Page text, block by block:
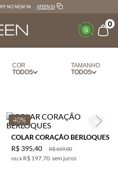
NO NEW IN ATEEN10
0
COR
NUDE
OFF WHITE
PRETO
TAMANHO
40%
COLAR CORAÇÃO BERLOQUES
R$659,00
R$ 395,40
x R$ 197,70 sem juros